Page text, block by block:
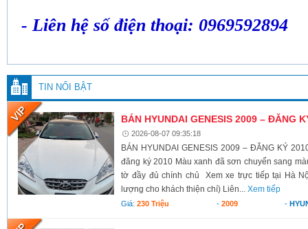
- Liên hệ số điện thoại: 0969592894
TIN NỔI BẬT
BÁN HYUNDAI GENESIS 2009 – ĐĂNG
2026-08-07 09:35:18
BÁN HYUNDAI GENESIS 2009 – ĐĂNG KÝ
đăng ký 2010 Màu xanh đã sơn chuyển sang
tờ đầy đủ chính chủ Xem xe trực tiếp tại Hà
lượng cho khách thiện chí) Liên...Xem tiếp
Giá:230 Triệu - 2009 -